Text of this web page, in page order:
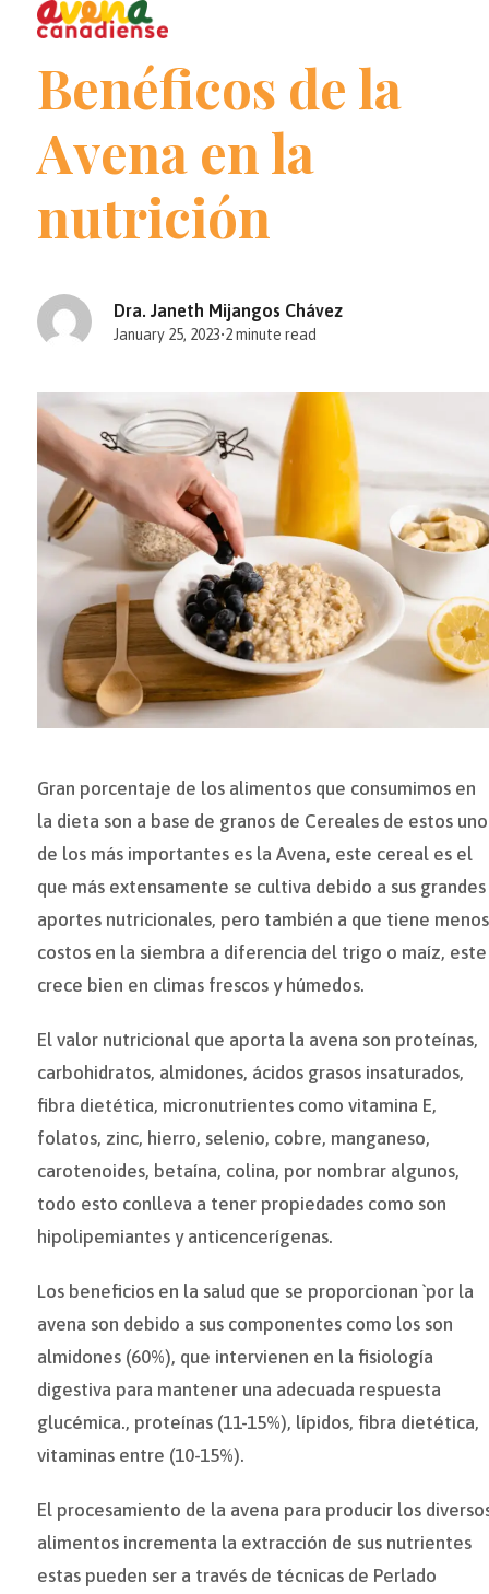
Open
menu
Close
menu
Benéficos de la
Avena en la
nutrición
Dra. Janeth Mijangos Chávez
January 25, 2023•2 minute read
Gran porcentaje de los alimentos que consumimos en
la dieta son a base de granos de Cereales de estos uno
de los más importantes es la Avena, este cereal es el
que más extensamente se cultiva debido a sus grandes
aportes nutricionales, pero también a que tiene menos
costos en la siembra a diferencia del trigo o maíz, este
crece bien en climas frescos y húmedos.
El valor nutricional que aporta la avena son proteínas,
carbohidratos, almidones, ácidos grasos insaturados,
fibra dietética, micronutrientes como vitamina E,
folatos, zinc, hierro, selenio, cobre, manganeso,
carotenoides, betaína, colina, por nombrar algunos,
todo esto conlleva a tener propiedades como son
hipolipemiantes y anticencerígenas.
Los beneficios en la salud que se proporcionan `por la
avena son debido a sus componentes como los son
almidones (60%), que intervienen en la fisiología
digestiva para mantener una adecuada respuesta
glucémica., proteínas (11-15%), lípidos, fibra dietética,
vitaminas entre (10-15%).
El procesamiento de la avena para producir los
alimentos incrementa la extracción de sus nutrientes
estas pueden ser a través de técnicas de Perlado